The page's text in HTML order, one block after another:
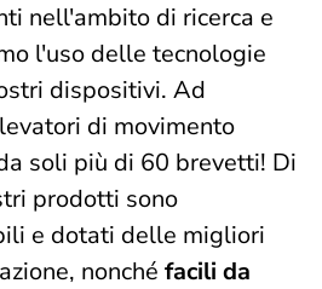
nell'ambito di ricerca e
l'uso delle tecnologie
dispositivi. Ad
di movimento
soli più di 60 brevetti! Di
prodotti sono
e dotati delle migliori
nonché facili da